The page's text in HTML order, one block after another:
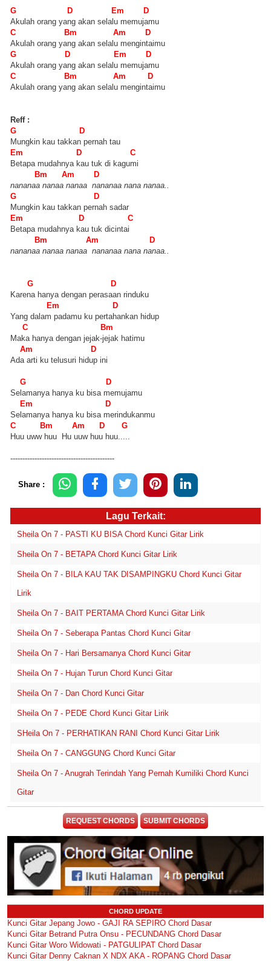
G D Em D
Akulah orang yang akan selalu memujamu
C Bm Am D
Akulah orang yang akan selalu mengintaimu
G D Em D
Akulah orang yang akan selalu memujamu
C Bm Am D
Akulah orang yang akan selalu mengintaimu
Reff :
G D
Mungkin kau takkan pernah tau
Em D C
Betapa mudahnya kau tuk di kagumi
Bm Am D
nananaa nanaa nanaa nananaa nana nanaa..
G D
Mungkin kau takkan pernah sadar
Em D C
Betapa mudahnya kau tuk dicintai
Bm Am D
nananaa nanaa nanaa nananaa nana nanaa..
G D
Karena hanya dengan perasaan rinduku
Em D
Yang dalam padamu ku pertahankan hidup
C Bm
Maka hanya dengan jejak-jejak hatimu
Am D
Ada arti ku telusuri hidup ini
G D
Selamanya hanya ku bisa memujamu
Em D
Selamanya hanya ku bisa merindukanmu
C Bm Am D G
Huu uww huu Hu uuw huu huu.....
-------------------------------------------
Share :
Lagu Terkait:
Sheila On 7 - PASTI KU BISA Chord Kunci Gitar Lirik
Sheila On 7 - BETAPA Chord Kunci Gitar Lirik
Sheila On 7 - BILA KAU TAK DISAMPINGKU Chord Kunci Gitar
Lirik
Sheila On 7 - BAIT PERTAMA Chord Kunci Gitar Lirik
Sheila On 7 - Seberapa Pantas Chord Kunci Gitar
Sheila On 7 - Hari Bersamanya Chord Kunci Gitar
Sheila On 7 - Hujan Turun Chord Kunci Gitar
Sheila On 7 - Dan Chord Kunci Gitar
Sheila On 7 - PEDE Chord Kunci Gitar Lirik
SHeila On 7 - PERHATIKAN RANI Chord Kunci Gitar Lirik
Sheila On 7 - CANGGUNG Chord Kunci Gitar
Sheila On 7 - Anugrah Terindah Yang Pernah Kumiliki Chord Kunci
Gitar
REQUEST CHORDS SUBMIT CHORDS
CHORD UPDATE
Kunci Gitar Jepang Jowo - GAJI RA SEPIRO Chord Dasar
Kunci Gitar Betrand Putra Onsu - PECUNDANG Chord Dasar
Kunci Gitar Woro Widowati - PATGULIPAT Chord Dasar
Kunci Gitar Denny Caknan X NDX AKA - ROPANG Chord Dasar